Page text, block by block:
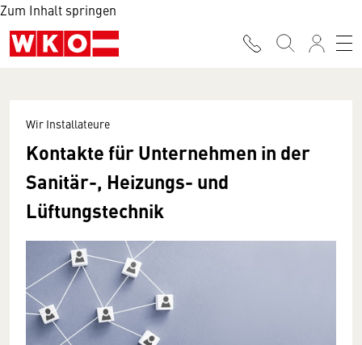
Zum Inhalt springen
Wir Installateure
Kontakte für Unternehmen in der
Sanitär-, Heizungs- und
Lüftungstechnik